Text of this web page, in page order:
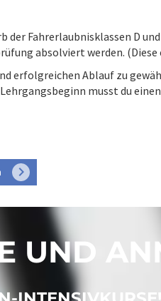
der Fahrerlaubnisklassen D
absolviert werden.
erfolgreichen Ablauf zu
musst du einen
keyboard_arrow_right
UND